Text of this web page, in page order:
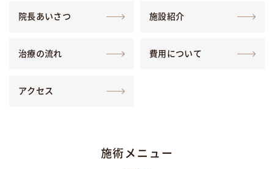
院長あいさつ 施設紹介
治療の流れ 費用について
アクセス
施術 メ ニ ュ ー